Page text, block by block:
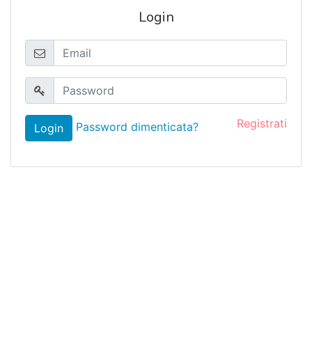
Login
Login Password dimenticata? Registrati